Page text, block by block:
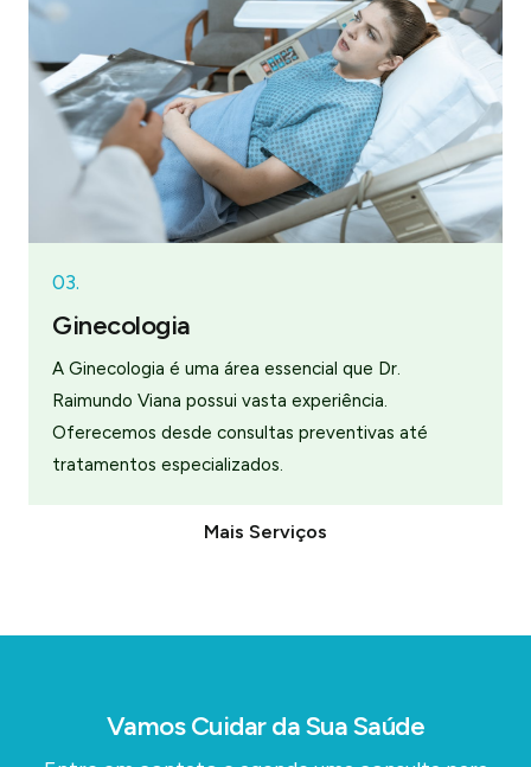
03.
Ginecologia
A Ginecologia é uma área essencial que Dr.
Raimundo Viana possui vasta experiência.
Oferecemos desde consultas preventivas até
tratamentos especializados.
Mais Serviços
Vamos Cuidar da Sua Saúde